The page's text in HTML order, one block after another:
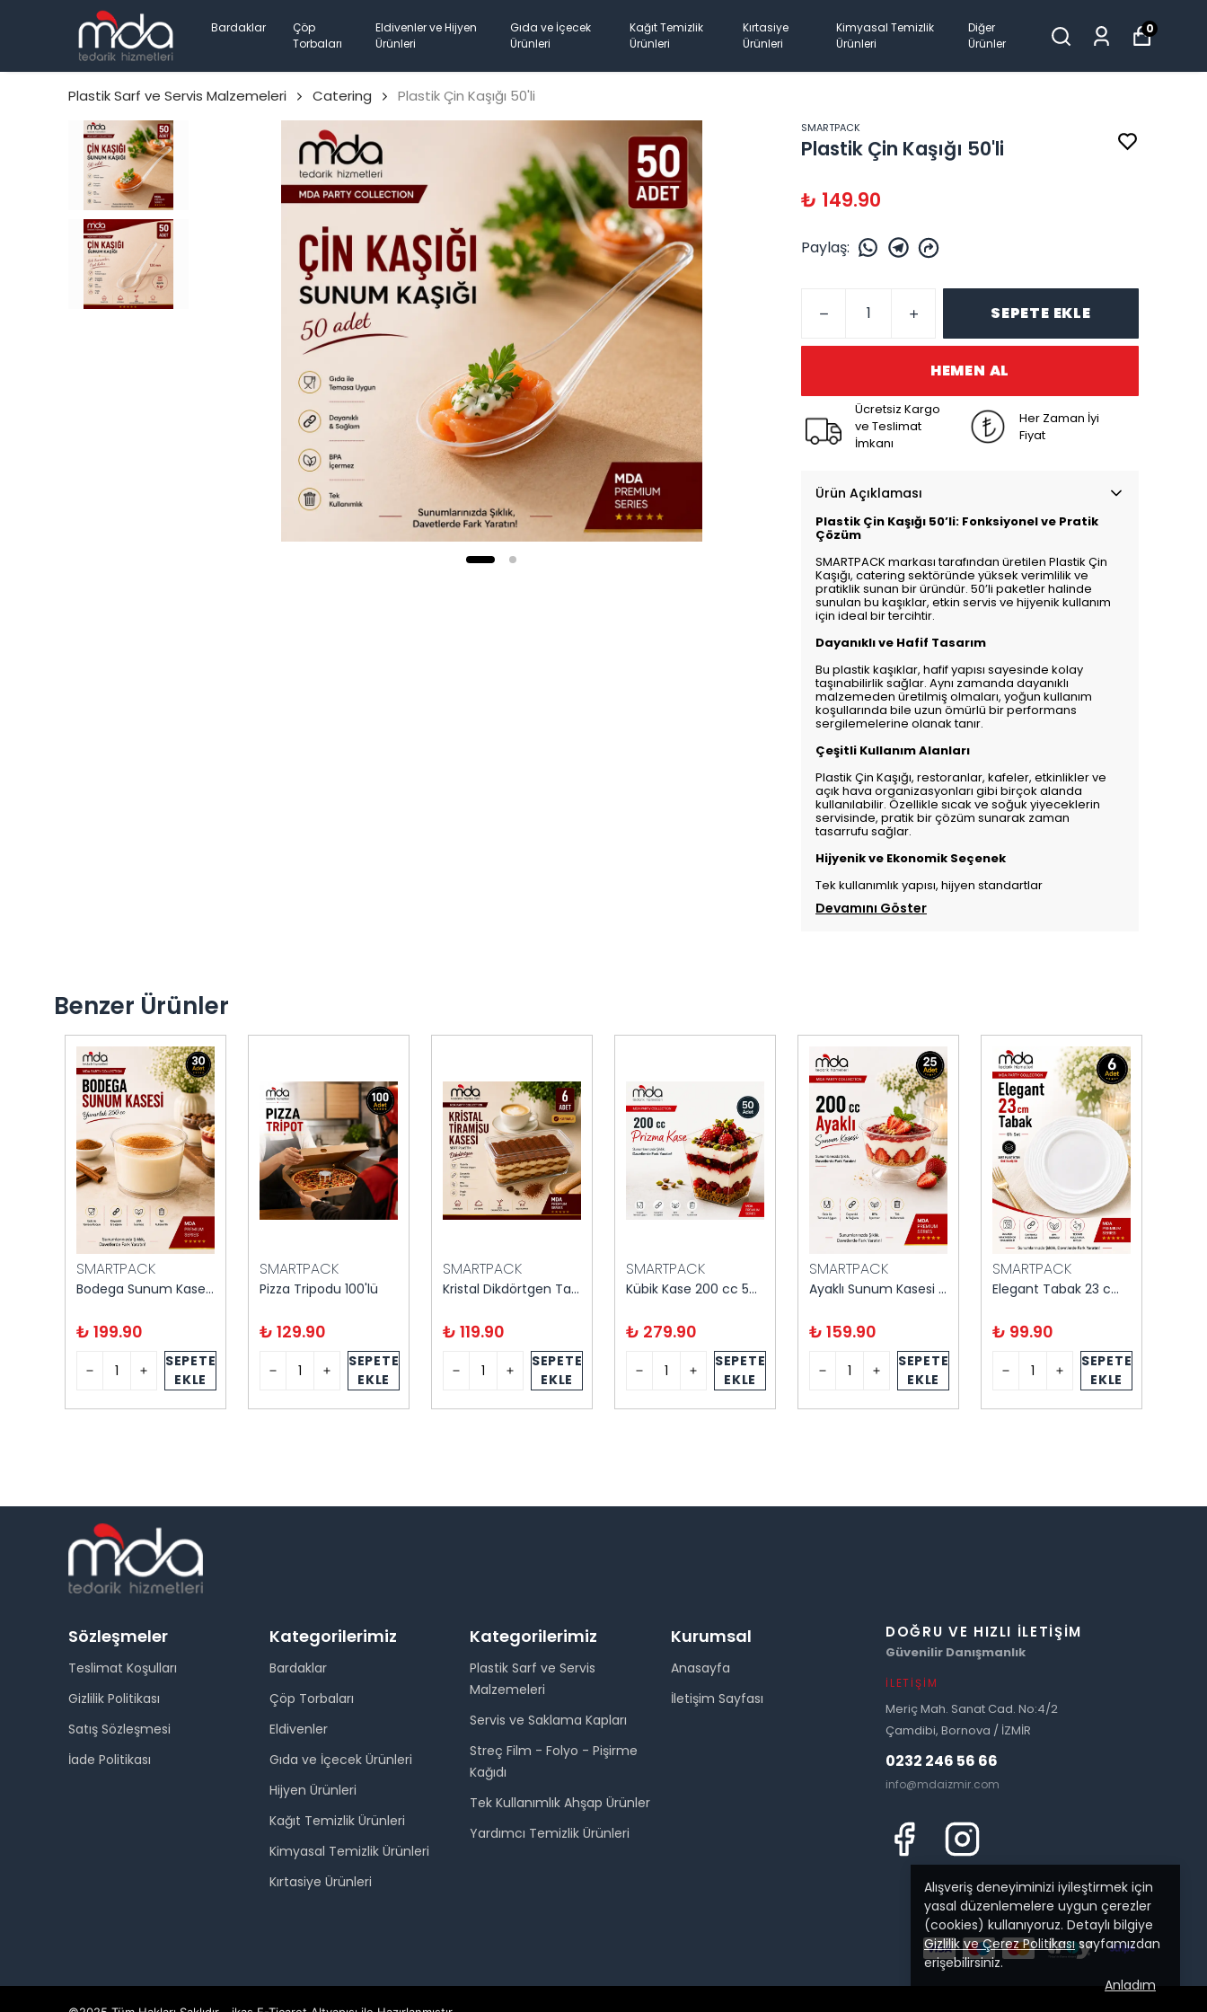
Bardaklar
Çöp
Torbaları
Eldivenler ve Hijyen
Ürünleri
Gıda ve İçecek
Ürünleri
Kağıt Temizlik
Ürünleri
Kırtasiye
Ürünleri
Kimyasal Temizlik
Ürünleri
Diğer
Ürünler
0
Alışveriş deneyiminizi iyileştirmek için
yasal düzenlemelere uygun çerezler
(cookies) kullanıyoruz. Detaylı bilgiye
Gizlilik ve Çerez Politikasısayfamızdan
erişebilirsiniz.
Anladım
Plastik Sarf ve Servis Malzemeleri Catering Plastik Çin Kaşığı 50'li
SMARTPACK
Plastik Çin Kaşığı 50'li
₺ 149.90
Paylaş:
SEPETE EKLE
HEMEN AL
Ücretsiz Kargo
ve Teslimat
İmkanı
Her Zaman İyi
Fiyat
Ürün Açıklaması
Plastik Çin Kaşığı 50’li: Fonksiyonel ve Pratik
Çözüm
SMARTPACK markası tarafından üretilen Plastik Çin
Kaşığı, catering sektöründe yüksek verimlilik ve
pratiklik sunan bir üründür. 50’li paketler halinde
sunulan bu kaşıklar, etkin servis ve hijyenik kullanım
için ideal bir tercihtir.
Dayanıklı ve Hafif Tasarım
Bu plastik kaşıklar, hafif yapısı sayesinde kolay
taşınabilirlik sağlar. Aynı zamanda dayanıklı
malzemeden üretilmiş olmaları, yoğun kullanım
koşullarında bile uzun ömürlü bir performans
sergilemelerine olanak tanır.
Çeşitli Kullanım Alanları
Plastik Çin Kaşığı, restoranlar, kafeler, etkinlikler ve
açık hava organizasyonları gibi birçok alanda
kullanılabilir. Özellikle sıcak ve soğuk yiyeceklerin
servisinde, pratik bir çözüm sunarak zaman
tasarrufu sağlar.
Hijyenik ve Ekonomik Seçenek
Tek kullanımlık yapısı, hijyen standartlar
Devamını Göster
Benzer Ürünler
SMARTPACK
Bodega Sunum Kasesi 250 cc 30 adet
₺ 199.90
SEPETE
EKLE
SMARTPACK
Pizza Tripodu 100'lü
₺ 129.90
SEPETE
EKLE
SMARTPACK
Kristal Dikdörtgen Tatlı Kasesi 6'lı Kapaklı
₺ 119.90
SEPETE
EKLE
SMARTPACK
Kübik Kase 200 cc 50'li
₺ 279.90
SEPETE
EKLE
SMARTPACK
Ayaklı Sunum Kasesi 200 cc 25'li
₺ 159.90
SEPETE
EKLE
SMARTPACK
Elegant Tabak 23 cm 6'lı
₺ 99.90
SEPETE
EKLE
Sözleşmeler
Teslimat Koşulları
Gizlilik Politikası
Satış Sözleşmesi
İade Politikası
Kategorilerimiz
Bardaklar
Çöp Torbaları
Eldivenler
Gıda ve İçecek Ürünleri
Hijyen Ürünleri
Kağıt Temizlik Ürünleri
Kimyasal Temizlik Ürünleri
Kırtasiye Ürünleri
Kategorilerimiz
Plastik Sarf ve Servis
Malzemeleri
Servis ve Saklama Kapları
Streç Film - Folyo - Pişirme
Kağıdı
Tek Kullanımlık Ahşap Ürünler
Yardımcı Temizlik Ürünleri
Kurumsal
Anasayfa
İletişim Sayfası
DOĞRU VE HIZLI İLETIŞIM
Güvenilir Danışmanlık
İLETIŞIM
Meriç Mah. Sanat Cad. No:4/2
Çamdibi, Bornova / İZMİR
0232 246 56 66
info@mdaizmir.com